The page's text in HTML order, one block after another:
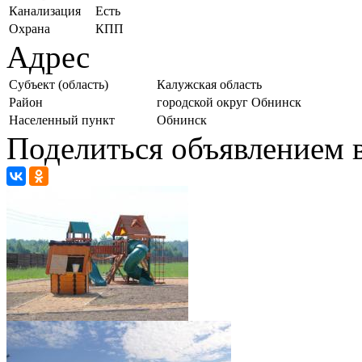
Канализация
Есть
Охрана
КПП
Адрес
Субъект (область)
Калужская область
Район
городской округ Обнинск
Населенный пункт
Обнинск
Поделиться объявлением